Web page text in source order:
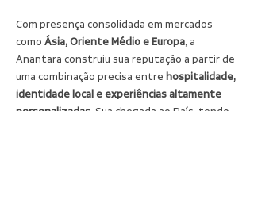
Com presença consolidada em mercados
como Ásia, Oriente Médio e Europa, a
Anantara construiu sua reputação a partir de
uma combinação precisa entre hospitalidade,
identidade local e experiências altamente
personalizadas . Sua chegada ao País, tendo